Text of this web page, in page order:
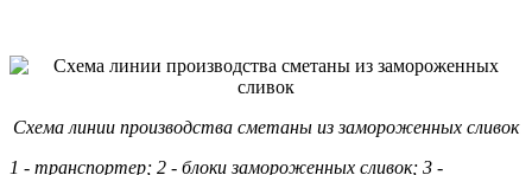
Схема линии производства сметаны из замороженных сливок
1 - транспортер; 2 - блоки замороженных сливок; 3 -